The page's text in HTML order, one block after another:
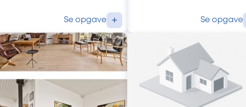
Se opgave + Se opgave